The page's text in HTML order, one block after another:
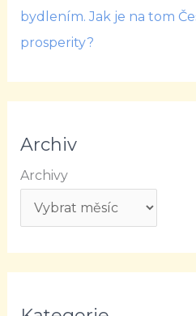
bydlením. Jak je na tom
prosperity?
Archiv
Archivy